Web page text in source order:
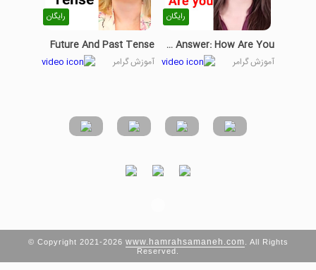
رایگان
How To Answer: How Are You?
آموزش گرامر
رایگان
Future And Past Tense
آموزش گرامر
© Copyright 2021-2026 www.hamrahsamaneh.com
. All Rights
Reserved.